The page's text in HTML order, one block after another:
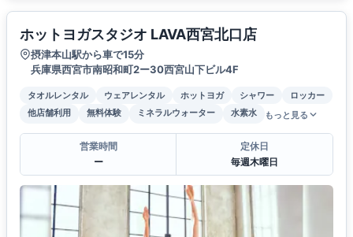
ホットヨガスタジオ LAVA西宮北口店
摂津本山駅から車で15分
兵庫県西宮市南昭和町2ー30西宮山下ビル4F
タオルレンタル ウェアレンタル ホットヨガ シャワー
ロッカー
他店舗利用
無料体験 ミネラルウォーター 水素水 もっと見る
営業時間
ー
定休日
毎週木曜日